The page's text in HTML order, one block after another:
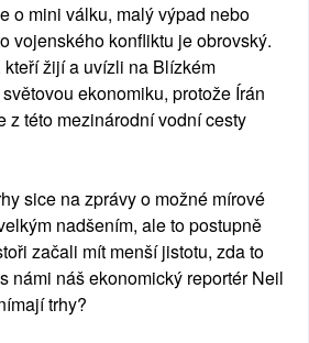
o mini válku, malý výpad nebo
vojenského konfliktu je obrovský.
žijí a uvízli na Blízkém
ekonomiku, protože Írán
z této mezinárodní vodní cesty
sice na zprávy o možné mírové
nadšením, ale to postupně
začali mít menší jistotu, zda to
námi náš ekonomický reportér Neil
trhy?